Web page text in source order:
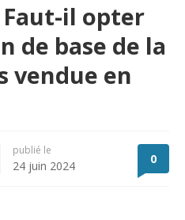
Faut-il opter
de base de la
vendue en
publié le
24 juin 2024 0